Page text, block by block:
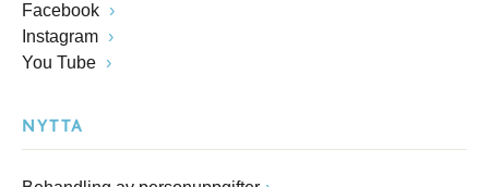
Facebook
Instagram
You Tube
NYTTA